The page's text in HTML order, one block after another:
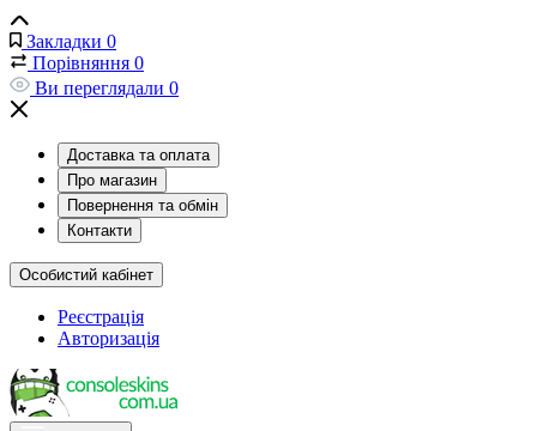
Закладки 0
Порівняння 0
Ви переглядали 0
Доставка та оплата
Про магазин
Повернення та обмін
Контакти
Особистий кабінет
Реєстрація
Авторизація